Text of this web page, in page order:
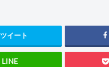
ツイート